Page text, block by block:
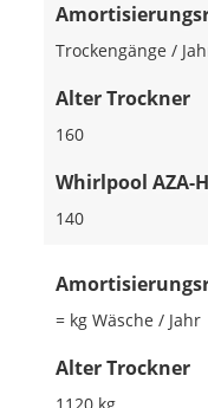
Trockengänge /
Alter Trockner
160
Whirlpool AZA-
140
= kg Wäsche / Jahr
Alter Trockner